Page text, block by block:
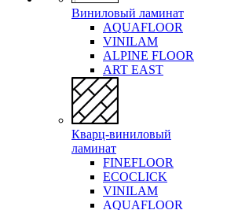
Виниловый ламинат
AQUAFLOOR
VINILAM
ALPINE FLOOR
ART EAST
Кварц-виниловый
ламинат
FINEFLOOR
ECOCLICK
VINILAM
AQUAFLOOR